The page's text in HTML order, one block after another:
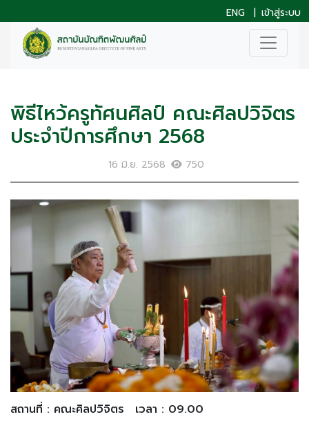
ENG | เข้าสู่ระบบ
พิธีไหว้ครูทัศนศิลป์ คณะศิลปวิจิตร
ประจำปีการศึกษา 2568
16 มิ.ย. 2568 750
สถานที่ : คณะศิลปวิจิตร เวลา : 09.00